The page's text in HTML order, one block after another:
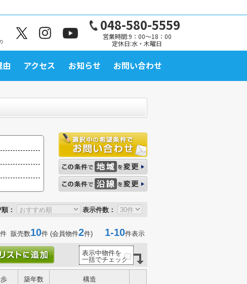
048-580-5559
営業時間:9：00～18：00
定休日:水・木曜日
アクセス お知らせ お問い合わせ
： 表示件数：
件 販売数10件 (会員物件2件) 1-10件表示
表示中物件を
一括でチェック
築年数
構造